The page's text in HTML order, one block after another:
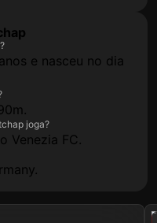
e nasceu no dia
joga?
Venezia FC.
2022